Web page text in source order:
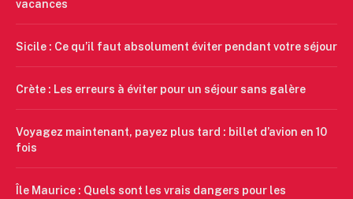
vacances
Sicile : Ce qu’il faut absolument éviter pendant votre séjour
Crète : Les erreurs à éviter pour un séjour sans galère
Voyagez maintenant, payez plus tard : billet d’avion en 10
fois
Île Maurice : Quels sont les vrais dangers pour les